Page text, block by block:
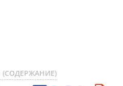
(СОДЕРЖАНИЕ)